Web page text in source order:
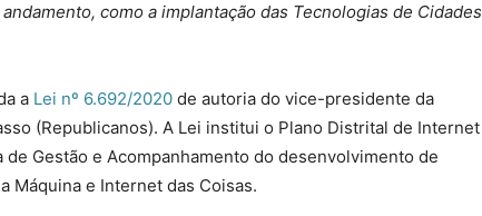
como a implantação das Tecnologias de Cidades
a Lei nº 6.692/2020 de autoria do vice-presidente da
(Republicanos). A Lei institui o Plano Distrital de Internet
Gestão e Acompanhamento do desenvolvimento de
Máquina e Internet das Coisas.